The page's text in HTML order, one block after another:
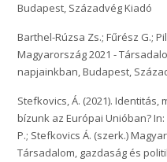
Budapest, Századvég Kiadó
Barthel-Rúzsa Zs.; Fűrész G.;
Magyarország 2021 -
napjainkban, Budapest,
Stefkovics, Á. (2021). Identitás,
bízunk az Európai Unióban?
P.; Stefkovics Á. (szerk.)
Társadalom, gazdaság és